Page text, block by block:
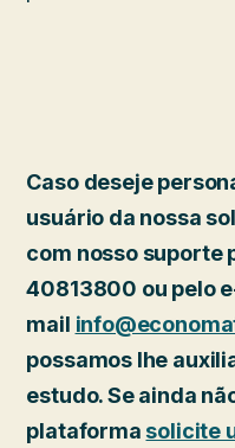
Caso deseje
usuário da nossa
com nosso suporte
40813800 ou pelo
mail
possamos lhe
estudo. Se ainda
plataformasolicite